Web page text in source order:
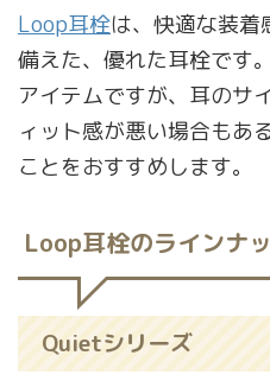
Loop耳栓は、快適な装着
備えた、優れた耳栓です
アイテムですが、耳のサ
ィット感が悪い場合もあ
ことをおすすめします。
Loop耳栓のラインナ
Quietシリーズ